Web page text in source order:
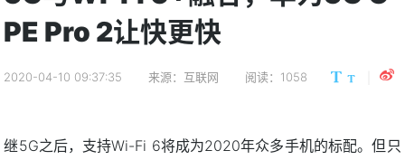
PE Pro 2让快更快
2020-04-10 09:37:35 来源：互联网 阅读：1058
继5G之后，支持Wi-Fi 6将成为2020年众多手机的标配。但只